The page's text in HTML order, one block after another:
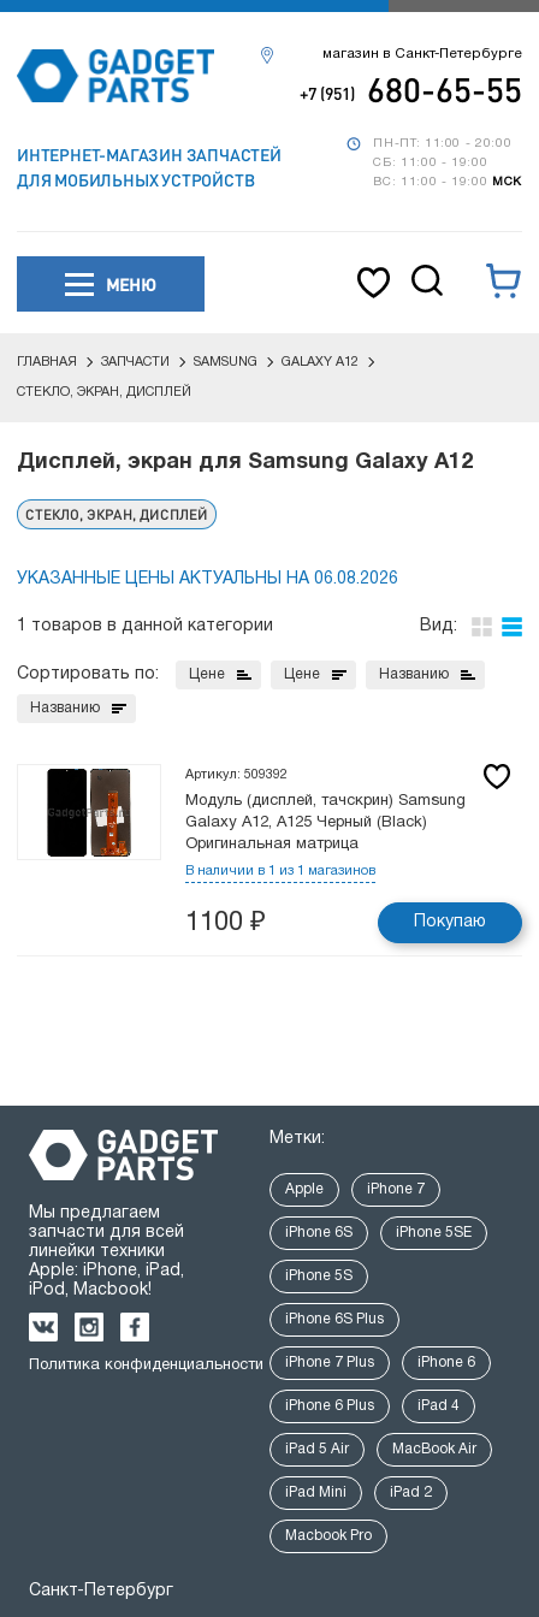
ИНТЕРНЕТ-МАГАЗИН ЗАПЧАСТЕЙ
ДЛЯ МОБИЛЬНЫХ УСТРОЙСТВ
ПН-ПТ: 11:00 - 20:00
СБ: 11:00 - 19:00
ВС: 11:00 - 19:00
МСК
магазин в Санкт-Петербурге
+7 (951) 680-65-55
МЕНЮ
ГЛАВНАЯ ЗАПЧАСТИ SAMSUNG GALAXY A12
СТЕКЛО, ЭКРАН, ДИСПЛЕЙ
Дисплей, экран для Samsung Galaxy A12
СТЕКЛО, ЭКРАН, ДИСПЛЕЙ
УКАЗАННЫЕ ЦЕНЫ АКТУАЛЬНЫ НА 06.08.2026
1 товаров в данной категории Вид:
Сортировать по: Цене Цене Названию
Названию
Артикул: 509392
Модуль (дисплей, тачскрин) Samsung
Galaxy A12, A125 Черный (Black)
Оригинальная матрица
В наличии в 1 из 1 магазинов
1100 ₽ Покупаю
Мы предлагаем
запчасти для всей
линейки техники
Apple: iPhone, iPad,
iPod, Macbook!
Политика конфиденциальности
Метки:
Apple iPhone 7
iPhone 6S iPhone 5SE
iPhone 5S
iPhone 6S Plus
iPhone 7 Plus iPhone 6
iPhone 6 Plus iPad 4
iPad 5 Air MacBook Air
iPad Mini iPad 2
Macbook Pro
Санкт-Петербург